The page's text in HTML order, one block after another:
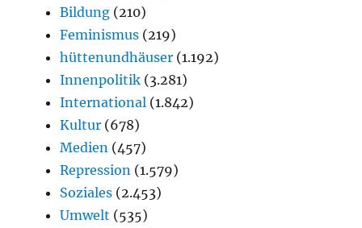
Bildung (210)
Feminismus (219)
hüttenundhäuser (1.192)
Innenpolitik (3.281)
International (1.842)
Kultur (678)
Medien (457)
Repression (1.579)
Soziales (2.453)
Umwelt (535)